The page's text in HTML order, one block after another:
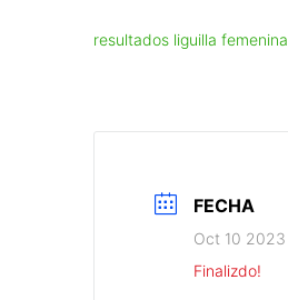
resultados liguilla femenina
FECHA
Oct 10 2023
Finalizdo!